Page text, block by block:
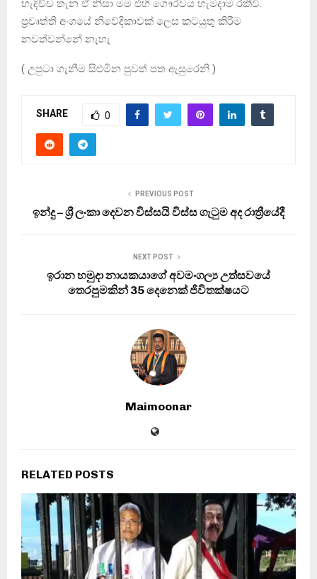
හැදිච්ච තැන ඒ නිසා මම එහි ගෞරවය හැමදාම රකීවි.
ප්‍රවෘත්ති අංශ‍යේ නි‍වේදිකාවක් ‍ලෙස කටයුතු කිරීම
නවත්වන්නේ නැහැ
( උපුටා ගැනීම සිළුමින පුවත් පත ඇසුරෙනි )
SHARE 0
PREVIOUS POST
ඉන්දු – ශ්‍රී ලංකා දෙවන විස්සයි විස්ස ගැටුම අද රාත්‍රීයේදී
NEXT POST
ඉරාන හමුදා නායකයාගේ අවමංගල්‍ය උත්සවයේ
තෙරපුමකින් 35 දෙනෙක් ජිවිතක්ෂයට
Maimoonar
RELATED POSTS